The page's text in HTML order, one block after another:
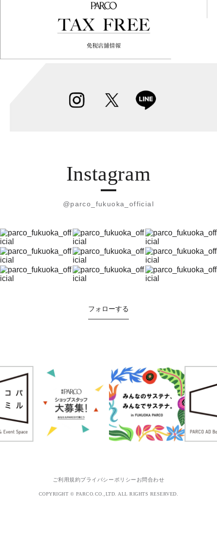
Instagram
@parco_fukuoka_official
フォローする
ご利用規約プライバシーポリシー お問合わせ
COPYRIGHT © PARCO.CO.,LTD. ALL RIGHTS RESERVED.